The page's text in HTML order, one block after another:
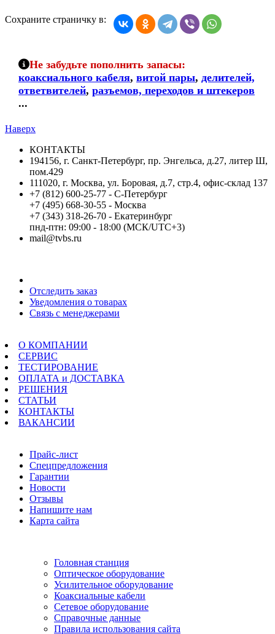
Сохраните страничку в:
Не забудьте пополнить запасы:
коаксиального кабеля, витой пары, делителей,
ответвителей, разъемов, переходов и штекеров
...
Наверх
КОНТАКТЫ
194156, г. Санкт-Петербург, пр. Энгельса, д.27, литер Ш,
пом.429
111020, г. Москва, ул. Боровая, д.7, стр.4, офис-склад 137
+7 (812) 600-25-77 - С-Петербург
+7 (495) 668-30-55 - Москва
+7 (343) 318-26-70 - Екатеринбург
пнд-птн: 09:00 - 18:00 (МСК/UTC+3)
mail@tvbs.ru
Отследить заказ
Уведомления о товарах
Связь с менеджерами
О КОМПАНИИ
СЕРВИС
ТЕСТИРОВАНИЕ
ОПЛАТА и ДОСТАВКА
РЕШЕНИЯ
СТАТЬИ
КОНТАКТЫ
ВАКАНСИИ
Прайс-лист
Спецпредложения
Гарантии
Новости
Отзывы
Напишите нам
Карта сайта
Головная станция
Оптическое оборудование
Усилительное оборудование
Коаксиальные кабели
Сетевое оборудование
Справочные данные
Правила использования сайта